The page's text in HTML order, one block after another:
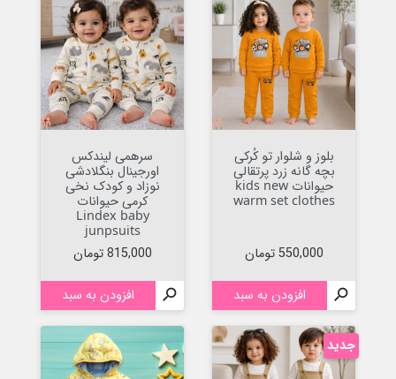
بلوز و شلوار تو کُرکی
بچه گانه زرد پرتقالی
حیوانات kids new
warm set clothes
قیمت
550,000 تومان
 افزودن به سبد
سرهمی لیندکس
اورجینال بنگلادشی
نوزاد و کودک نخی
کرمی حیوانات
Lindex baby
junpsuits
قیمت
815,000 تومان
 افزودن به سبد
جدید